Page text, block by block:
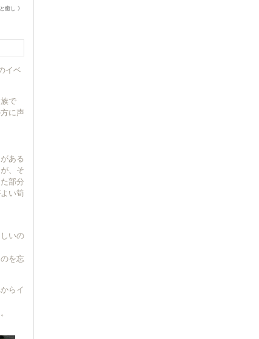
癒し 》
イベ
で
に声
ある
、そ
部分
い筍
いの
を忘
らイ